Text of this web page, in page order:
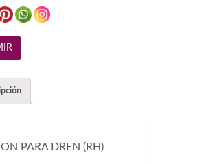
PARA DREN (RH)